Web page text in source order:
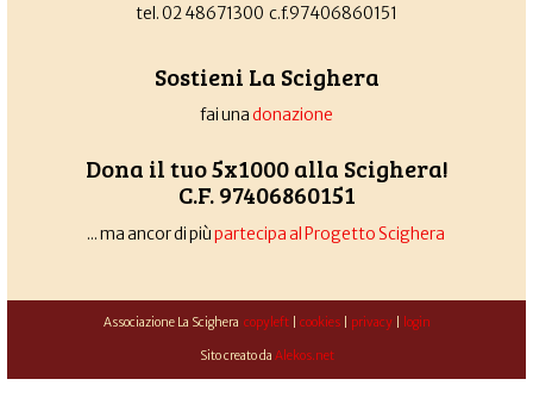
tel. 02 48671300 c.f.97406860151
Sostieni La Scighera
fai unadonazione
Dona il tuo 5x1000 alla Scighera!
C.F. 97406860151
... ma ancor di piùpartecipa al Progetto Scighera
Associazione La Scighera copyleft| cookies| privacy| login
Sito creato da Alekos.net